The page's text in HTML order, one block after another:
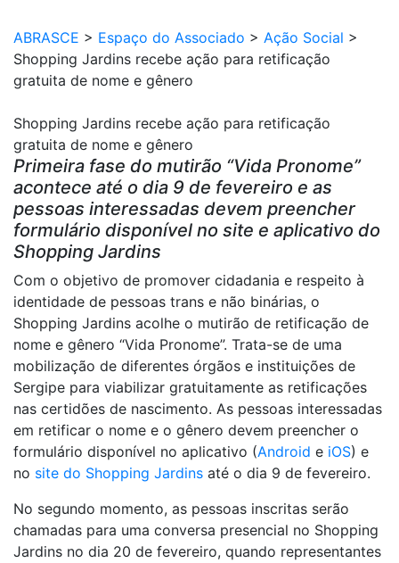
ABRASCE > Espaço do Associado > Ação Social >
Shopping Jardins recebe ação para retificação
gratuita de nome e gênero
Shopping Jardins recebe ação para retificação
gratuita de nome e gênero
Primeira fase do mutirão “Vida Pronome”
acontece até o dia 9 de fevereiro e as
pessoas interessadas devem preencher
formulário disponível no site e aplicativo do
Shopping Jardins
Com o objetivo de promover cidadania e respeito à
identidade de pessoas trans e não binárias, o
Shopping Jardins acolhe o mutirão de retificação de
nome e gênero “Vida Pronome”. Trata-se de uma
mobilização de diferentes órgãos e instituições de
Sergipe para viabilizar gratuitamente as retificações
nas certidões de nascimento. As pessoas interessadas
em retificar o nome e o gênero devem preencher o
formulário disponível no aplicativo (Android e iOS) e
no site do Shopping Jardins até o dia 9 de fevereiro.
No segundo momento, as pessoas inscritas serão
chamadas para uma conversa presencial no Shopping
Jardins no dia 20 de fevereiro, quando representantes